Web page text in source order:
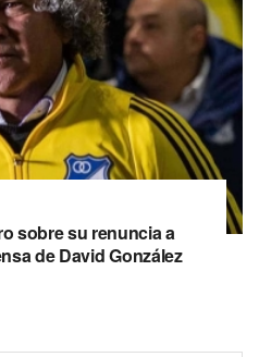
sobre su renuncia a
de David González